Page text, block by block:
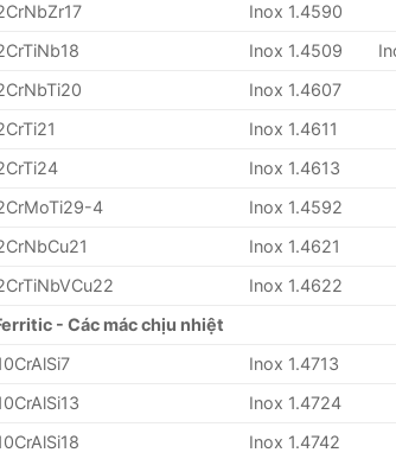
Inox 1.4590
Inox 1.4509
Inox 1.4607
Inox 1.4611
Inox 1.4613
4
Inox 1.4592
Inox 1.4621
Inox 1.4622
- Các mác chịu nhiệt
Inox 1.4713
Inox 1.4724
Inox 1.4742